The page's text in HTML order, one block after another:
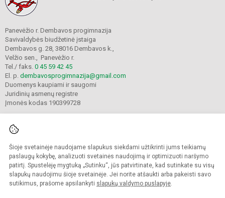
Šioje svetainėje naudojame slapukus siekdami užtikrinti jums teikiamų
paslaugų kokybę, analizuoti svetainės naudojimą ir optimizuoti naršymo
patirtį. Spustelėję mygtuką „Sutinku“, jūs patvirtinate, kad sutinkate su visų
slapukų naudojimu šioje svetainėje. Jei norite atšaukti arba pakeisti savo
sutikimus, prašome apsilankyti slapukų valdymo puslapyje.
Panevėžio r. Dembavos progimnazija
Savivaldybės biudžetinė įstaiga
Dembavos g. 28, 38016 Dembavos k.,
Velžio sen., Panevėžio r.
Tel./ faks. 0 45 59 42 45
El. p. dembavosprogimnazija@gmail.com
Duomenys kaupiami ir saugomi
Juridinių asmenų registre
Įmonės kodas 190399728
© 2021. Panevėžio r. Dembavos progimnazija. Visos teisės saugomos.
Kopijuoti turinį be raštiško progimnazijos sutikimo griežtai draudžiama.
Prieinamumo paraiška Slapukų valdymas
Sumanus būdas atnaujinti